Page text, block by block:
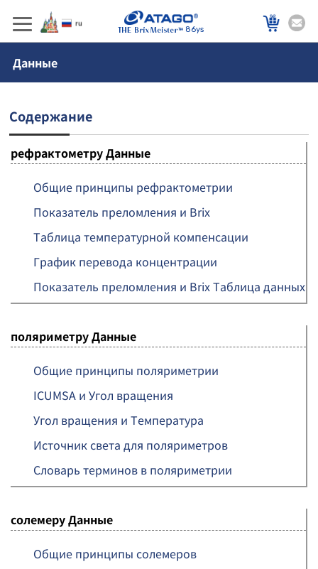
86ys
Данные
Содержание
рефрактометру Данные
Общие принципы рефрактометрии
Показатель преломления и Brix
Таблица температурной компенсации
График перевода концентрации
Показатель преломления и Brix Таблица данных
поляриметру Данные
Общие принципы поляриметрии
ICUMSA и Угол вращения
Угол вращения и Температура
Источник света для поляриметров
Словарь терминов в поляриметрии
солемеру Данные
Общие принципы солемеров